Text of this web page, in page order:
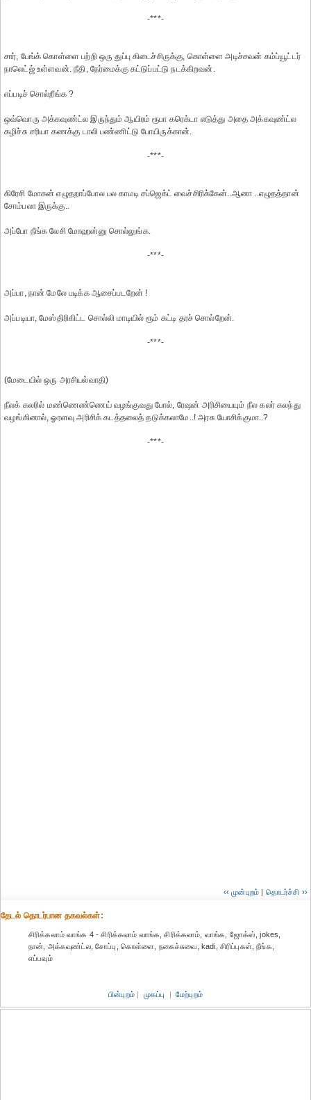
-***-
சார், பேங்க் கொள்ளை பற்றி ஒரு துப்பு கிடைச்சிருக்கு, கொள்ளை அடிச்சவன் கம்ப்யூட்டர்
நாலெட்ஜ் உள்ளவன். நீதி, நேர்மைக்கு கட்டுப்பட்டு நடக்கிறவன்.
எப்படிச் சொல்றீங்க ?
ஒவ்வொரு அக்கவுண்ட்ல இருந்தும் ஆயிரம் ரூபா கரெக்டா எடுத்து அதை அக்கவுண்ட்ல
கழிச்சு சரியா கணக்கு டாலி பண்ணிட்டு போயிருக்கான்.
-***-
கிரேசி மோகன் எழுதறாப்போல பல காமடி சப்ஜெக்ட் வைச்சிரிக்கேன்..ஆனா ..எழுதத்தான்
சோம்பலா இருக்கு..
அப்போ நீங்க லேசி மோஹன்னு சொல்லுங்க.
-***-
அப்பா, நான் மேலே படிக்க ஆசைப்படறேன் !
அப்படியா, மேஸ்திரிகிட்ட சொல்லி மாடியில் ரூம் கட்டி தரச் சொல்றேன்.
-***-
(மேடையில் ஒரு அரசியல்வாதி)
நீலக் கலரில் மண்ணெண்ணெய் வழங்குவது போல், ரேஷன் அரிசியையும் நீல கலர் கலந்து
வழங்கினால், ஓரளவு அரிசிக் கடத்தலைத் தடுக்கலாமே..! அரசு யோசிக்குமா..?
-***-
‹‹ முன்புறம் | தொடர்ச்சி ››
தேட‌ல் தொட‌ர்பான தகவ‌ல்க‌ள்:
சிரிக்கலாம் வாங்க 4 - சிரிக்கலாம் வாங்க, சிரிக்கலாம், வாங்க, ஜோக்ஸ், jokes,
நான், அக்கவுண்ட்ல, சோப்பு, கொள்ளை, நகைச்சுவை, kadi, சிரிப்புகள், நீங்க,
எப்பவும்
பின்புறம் | முகப்பு | மேற்புறம்